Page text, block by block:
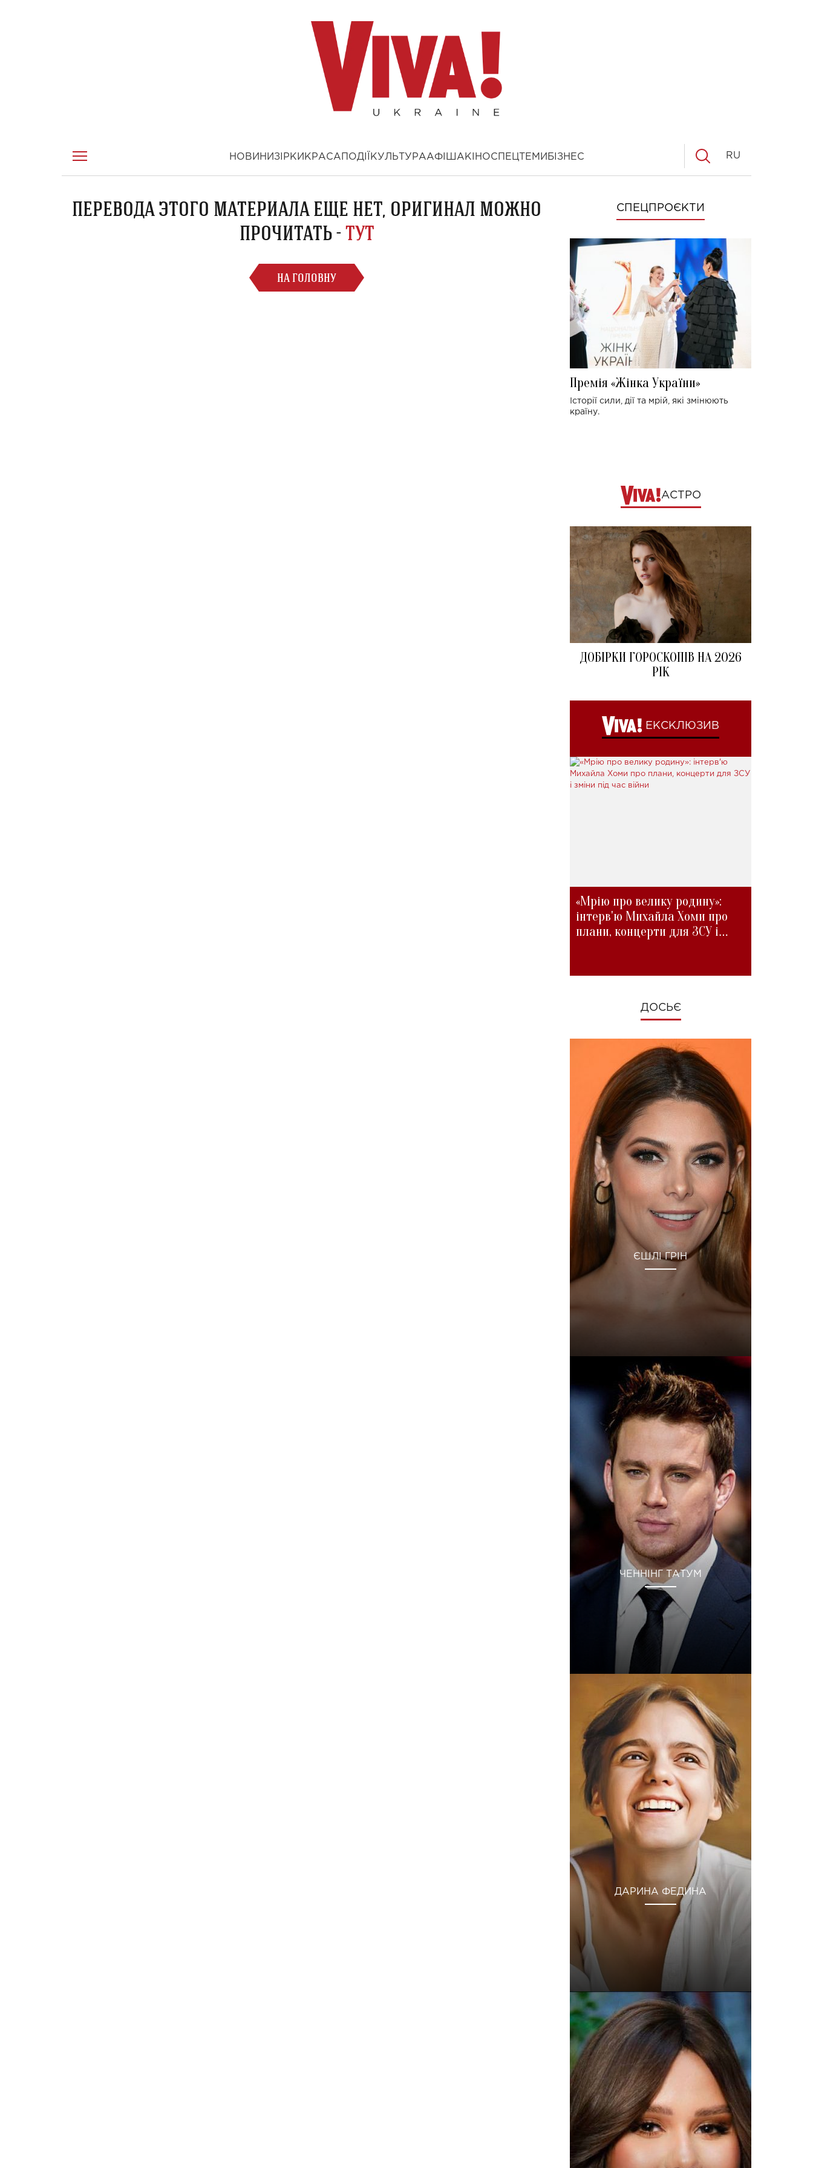
НОВИНИ ЗІРКИ КРАСА ПОДІЇ КУЛЬТУРААФІША КІНОСПЕЦТЕМИ БІЗНЕС RU
ПЕРЕВОДА ЭТОГО МАТЕРИАЛА ЕЩЕ НЕТ, ОРИГИНАЛ МОЖНО
ПРОЧИТАТЬ -ТУТ
НА ГОЛОВНУ
СПЕЦПРОЄКТИ
Премія «Жінка України»
Історії сили, дії та мрій, які змінюють
країну.
АСТРО
ДОБІРКИ ГОРОСКОПІВ НА 2026
РІК
ЕКСКЛЮЗИВ
«Мрію про велику родину»:
інтерв'ю Михайла Хоми про
плани, концерти для ЗСУ і
ДОСЬЄ
ЄШЛІ ГРІН
ЧЕННІНГ ТАТУМ
ДАРИНА ФЕДИНА